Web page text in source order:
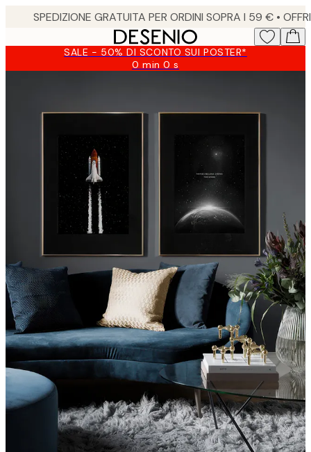
SALE - 50% DI SCONTO SUI POSTER*
0 min0 s
Valido